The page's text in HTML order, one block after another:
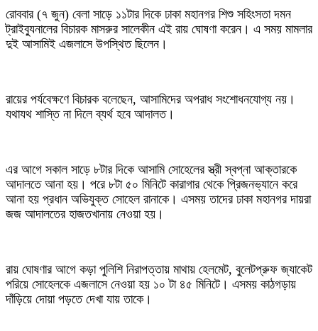
রোববার (৭ জুন) বেলা সাড়ে ১১টার দিকে ঢাকা মহানগর শিশু সহিংসতা দমন
ট্রাইব্যুনালের বিচারক মাসরুর সালেকীন এই রায় ঘোষণা করেন। এ সময় মামলার
দুই আসামিই এজলাসে উপস্থিত ছিলেন।
রায়ের পর্যবেক্ষণে বিচারক বলেছেন, আসামিদের অপরাধ সংশোধনযোগ্য নয়।
যথাযথ শাস্তি না দিলে ব্যর্থ হবে আদালত।
এর আগে সকাল সাড়ে ৮টার দিকে আসামি সোহেলের স্ত্রী স্বপ্না আক্তারকে
আদালতে আনা হয়। পরে ৮টা ৫০ মিনিটে কারাগার থেকে প্রিজনভ্যানে করে
আনা হয় প্রধান অভিযুক্ত সোহেল রানাকে। এসময় তাদের ঢাকা মহানগর দায়রা
জজ আদালতের হাজতখানায় নেওয়া হয়।
রায় ঘোষণার আগে কড়া পুলিশি নিরাপত্তায় মাথায় হেলমেট, বুলেটপ্রুফ জ্যাকেট
পরিয়ে সোহেলকে এজলাসে নেওয়া হয় ১০ টা ৪৫ মিনিটে। এসময় কাঠগড়ায়
দাঁড়িয়ে দোয়া পড়তে দেখা যায় তাকে।